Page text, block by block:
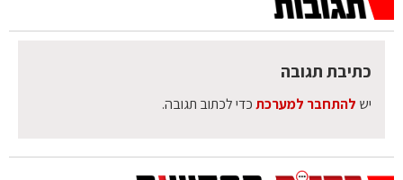
כתיבת תגובה
יש להתחבר למערכתכדי לכתוב תגובה.